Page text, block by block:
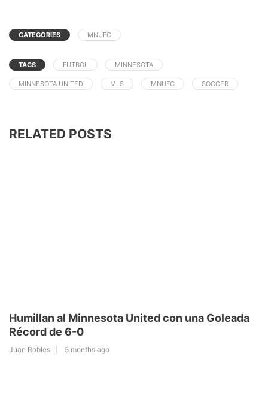
CATEGORIES MNUFC
TAGS FUTBOL MINNESOTA
MINNESOTA UNITED MLS MNUFC SOCCER
RELATED POSTS
Humillan al Minnesota United con una Goleada
Récord de 6-0
Juan Robles 5 months ago